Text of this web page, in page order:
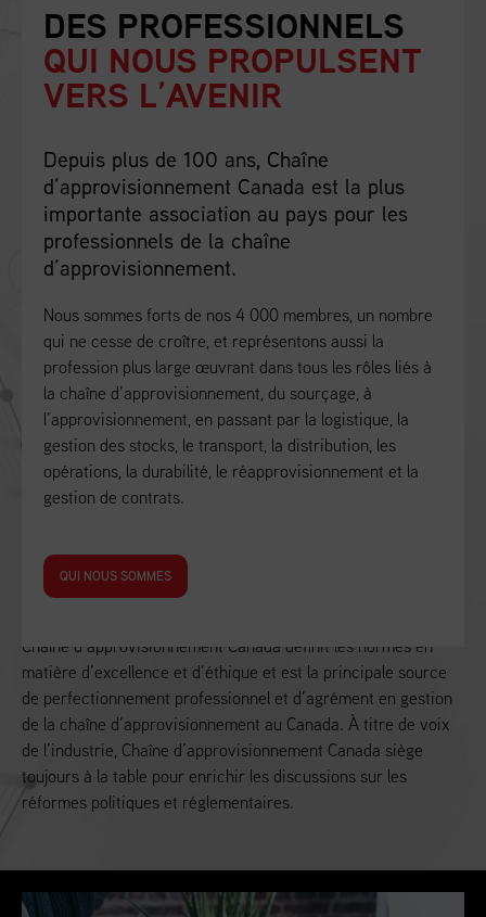
Alimenter la croissance économique du Canada
Chaîne d’approvisionnement Canada définit les normes en
matière d’excellence et d’éthique et est la principale source
de perfectionnement professionnel et d’agrément en gestion
de la chaîne d’approvisionnement au Canada. À titre de voix
de l’industrie, Chaîne d’approvisionnement Canada siège
toujours à la table pour enrichir les discussions sur les
réformes politiques et réglementaires.
DES PROFESSIONNELS
QUI NOUS PROPULSENT
VERS L’AVENIR
Depuis plus de 100 ans, Chaîne
d’approvisionnement Canada est la plus
importante association au pays pour les
professionnels de la chaîne
d’approvisionnement.
Nous sommes forts de nos 4 000 membres, un nombre
qui ne cesse de croître, et représentons aussi la
profession plus large œuvrant dans tous les rôles liés à
la chaîne d’approvisionnement, du sourçage, à
l’approvisionnement, en passant par la logistique, la
gestion des stocks, le transport, la distribution, les
opérations, la durabilité, le réapprovisionnement et la
gestion de contrats.
QUI NOUS SOMMES